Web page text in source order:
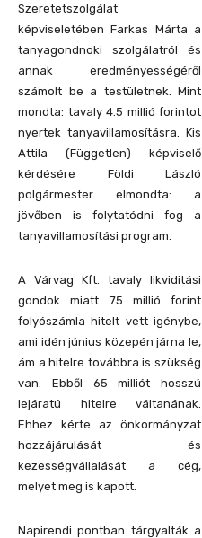
Szeretetszolgálat
képviseletében Farkas Márta a
tanyagondnoki szolgálatról és
annak eredményességéről
számolt be a testületnek. Mint
mondta: tavaly 4.5 millió forintot
nyertek tanyavillamosításra. Kis
Attila (Független) képviselő
kérdésére Földi László
polgármester elmondta: a
jövőben is folytatódni fog a
tanyavillamosítási program.
A Várvag Kft. tavaly likviditási
gondok miatt 75 millió forint
folyószámla hitelt vett igénybe,
ami idén június közepén járna le,
ám a hitelre továbbra is szükség
van. Ebből 65 milliót hosszú
lejáratú hitelre váltanának.
Ehhez kérte az önkormányzat
hozzájárulását és
kezességvállalását a cég,
melyet meg is kapott.
Napirendi pontban tárgyalták a